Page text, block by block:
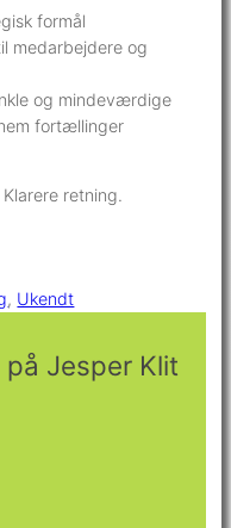
formål
medarbejdere og
og mindeværdige
fortællinger
retning.
, Ukendt
Jesper Klit